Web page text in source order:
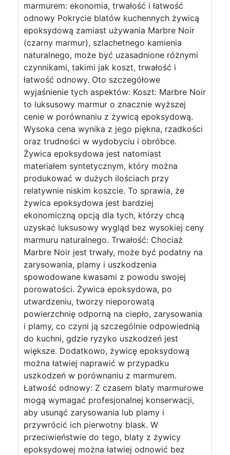
marmurem: ekonomia, trwałość i łatwość
odnowy Pokrycie blatów kuchennych żywicą
epoksydową zamiast używania Marbre Noir
(czarny marmur), szlachetnego kamienia
naturalnego, może być uzasadnione różnymi
czynnikami, takimi jak koszt, trwałość i
łatwość odnowy. Oto szczegółowe
wyjaśnienie tych aspektów: Koszt: Marbre Noir
to luksusowy marmur o znacznie wyższej
cenie w porównaniu z żywicą epoksydową.
Wysoka cena wynika z jego piękna, rzadkości
oraz trudności w wydobyciu i obróbce.
Żywica epoksydowa jest natomiast
materiałem syntetycznym, który można
produkować w dużych ilościach przy
relatywnie niskim koszcie. To sprawia, że
żywica epoksydowa jest bardziej
ekonomiczną opcją dla tych, którzy chcą
uzyskać luksusowy wygląd bez wysokiej ceny
marmuru naturalnego. Trwałość: Chociaż
Marbre Noir jest trwały, może być podatny na
zarysowania, plamy i uszkodzenia
spowodowane kwasami z powodu swojej
porowatości. Żywica epoksydowa, po
utwardzeniu, tworzy nieporowatą
powierzchnię odporną na ciepło, zarysowania
i plamy, co czyni ją szczególnie odpowiednią
do kuchni, gdzie ryzyko uszkodzeń jest
większe. Dodatkowo, żywicę epoksydową
można łatwiej naprawić w przypadku
uszkodzeń w porównaniu z marmurem.
Łatwość odnowy: Z czasem blaty marmurowe
mogą wymagać profesjonalnej konserwacji,
aby usunąć zarysowania lub plamy i
przywrócić ich pierwotny blask. W
przeciwieństwie do tego, blaty z żywicy
epoksydowej można łatwiej odnowić bez